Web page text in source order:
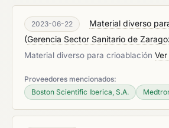
2023-06-22
Material diverso
(Gerencia Sector Sanitario de
Material diverso para crioablación
Proveedores mencionados:
Boston Scientific Iberica, S.A.